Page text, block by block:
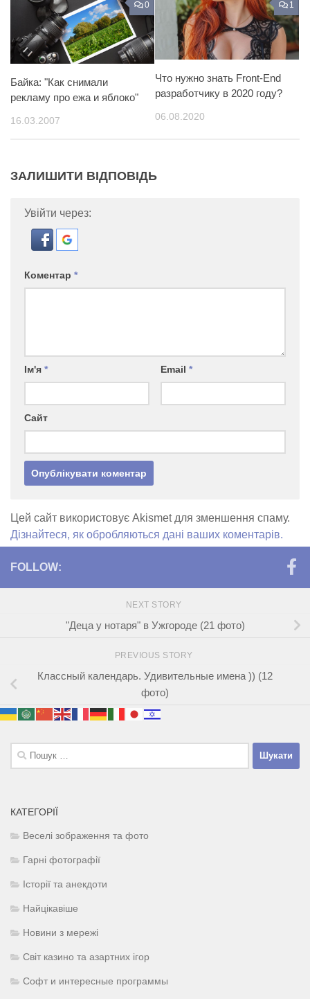
0
Байка: "Как снимали
рекламу про ежа и яблоко"
16.03.2007
1
Что нужно знать Front-End
разработчику в 2020 году?
06.08.2020
ЗАЛИШИТИ ВІДПОВІДЬ
Увійти через:
Коментар *
Ім'я * Email *
Сайт
Цей сайт використовує Akismet для зменшення спаму.
Дізнайтеся, як обробляються дані ваших коментарів.
FOLLOW:
NEXT STORY
"Деца у нотаря" в Ужгороде (21 фото)
PREVIOUS STORY
Классный календарь. Удивительные имена )) (12
фото)
Пошук:
КАТЕГОРІЇ
Веселі зображення та фото
Гарні фотографії
Історії та анекдоти
Найцікавіше
Новини з мережі
Світ казино та азартних ігор
Софт и интересные программы